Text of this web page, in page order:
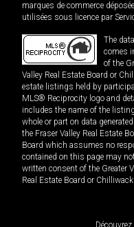
marques de commerce
utilisées sous licence par
The
comes
of the
Valley Real Estate Board or
estate listings held by
MLS® Reciprocity logo and
includes the name of the
whole or part on data
the Fraser Valley Real Estate
Board which assumes no
contained on this page may
written consent of the Greater
Real Estate Board or